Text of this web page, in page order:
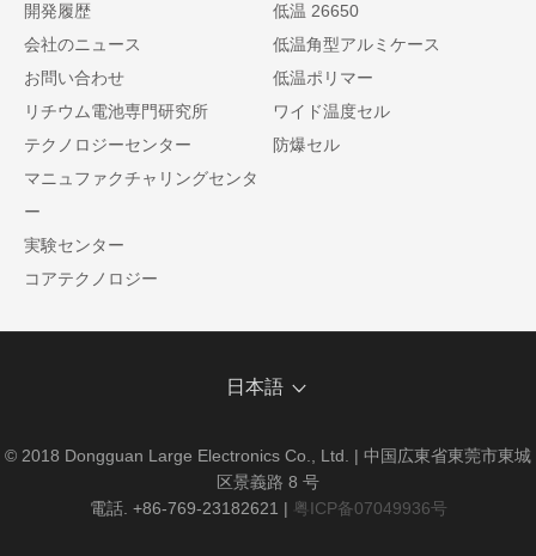
開発履歴
会社のニュース
お問い合わせ
リチウム電池専門研究所
テクノロジーセンター
マニュファクチャリングセンタ
ー
実験センター
コアテクノロジー
低温 26650
低温角型アルミケース
低温ポリマー
ワイド温度セル
防爆セル
日本語
© 2018 Dongguan Large Electronics Co., Ltd. | 中国広東省東莞市東城
区景義路 8 号
電話. +86-769-23182621 | 粤ICP备07049936号